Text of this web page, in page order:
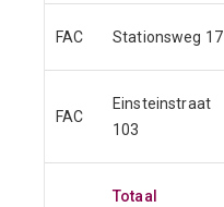
FAC Stationsweg 17
FAC
Einsteinstraat
103
Totaal